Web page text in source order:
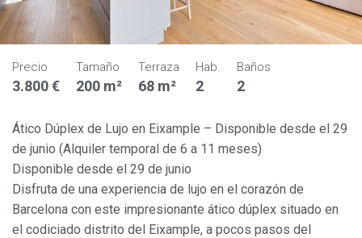
Precio
3.800 €
Tamaño
200 m²
Terraza
68 m²
Hab.
2
Baños
2
Ático Dúplex de Lujo en Eixample – Disponible desde el 29
de junio (Alquiler temporal de 6 a 11 meses)
Disponible desde el 29 de junio
Disfruta de una experiencia de lujo en el corazón de
Barcelona con este impresionante ático dúplex situado en
el codiciado distrito del Eixample, a pocos pasos del